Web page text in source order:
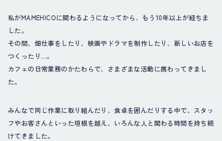
私がMAMEHICOに関わるようになってから、もう10年以上が経ちま
した。
その間、畑仕事をしたり、映画やドラマを制作したり、新しいお店を
つくったり…。
カフェの日常業務のかたわらで、さまざまな活動に携わってきまし
た。
みんなで同じ作業に取り組んだり、食卓を囲んだりする中で、スタッ
フやお客さんといった垣根を越え、いろんな人と関わる時間を持ち続
けてきました。